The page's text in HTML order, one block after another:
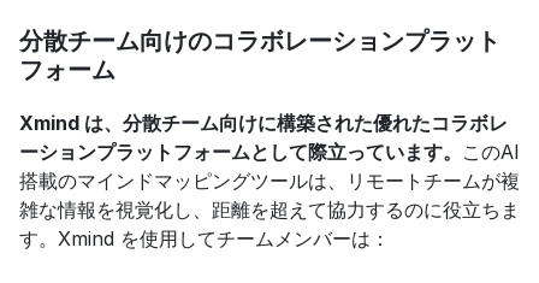
分散チーム向けのコラボレーションプラット
フォーム
Xmind は、分散チーム向けに構築された優れたコラボレ
ーションプラットフォームとして際立っています。 このAI
搭載のマインドマッピングツールは、リモートチームが複
雑な情報を視覚化し、距離を超えて協力するのに役立ちま
す。Xmind を使用してチームメンバーは：